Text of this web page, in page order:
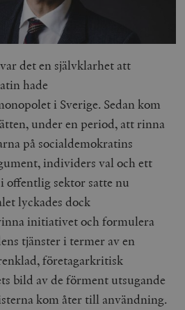
det en självklarhet att
hade
i Sverige. Sedan kom
under en period, att rinna
på socialdemokratins
individers val och ett
offentlig sektor satte nu
lyckades dock
initiativet och formulera
tjänster i termer av en
företagarkritisk
bild av de förment utsugande
kom åter till användning.